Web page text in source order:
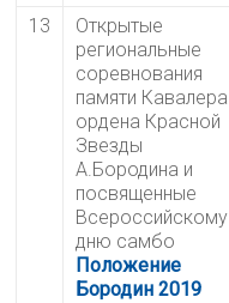
13
Открытые
региональные
соревнования
памяти Кавалера
ордена Красной
Звезды
А.Бородина и
посвященные
Всероссийскому
дню самбо
Положение
Бородин 2019